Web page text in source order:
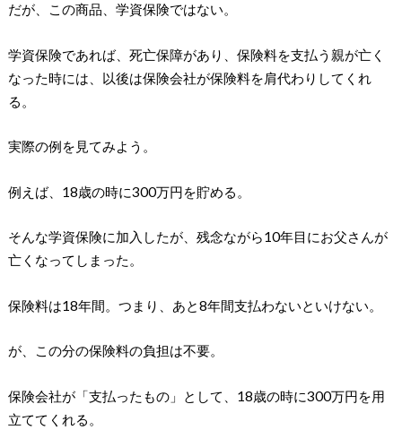
だが、この商品、学資保険ではない。
学資保険であれば、死亡保障があり、保険料を支払う親が亡く
なった時には、以後は保険会社が保険料を肩代わりしてくれ
る。
実際の例を見てみよう。
例えば、18歳の時に300万円を貯める。
そんな学資保険に加入したが、残念ながら10年目にお父さんが
亡くなってしまった。
保険料は18年間。つまり、あと8年間支払わないといけない。
が、この分の保険料の負担は不要。
保険会社が「支払ったもの」として、18歳の時に300万円を用
立ててくれる。